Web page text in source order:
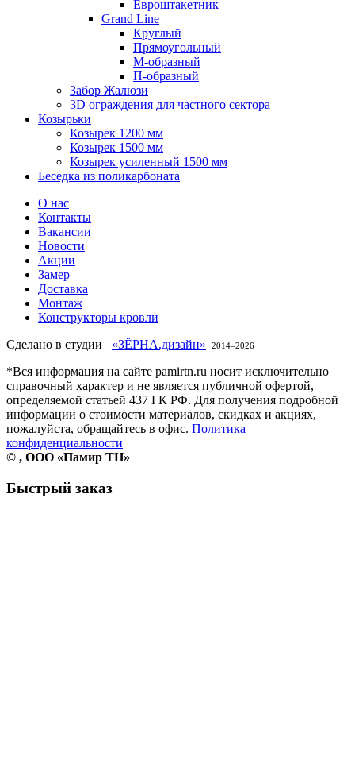
Евроштакетник
Grand Line
Круглый
Прямоугольный
М-образный
П-образный
Забор Жалюзи
3D ограждения для частного сектора
Козырьки
Козырек 1200 мм
Козырек 1500 мм
Козырек усиленный 1500 мм
Беседка из поликарбоната
О нас
Контакты
Вакансии
Новости
Акции
Замер
Доставка
Монтаж
Конструкторы кровли
Сделано в студии «ЗЁРНА.дизайн» 2014–2026
*Вся информация на сайте pamirtn.ru носит исключительно
справочный характер и не является публичной офертой,
определяемой статьей 437 ГК РФ. Для получения подробной
информации о стоимости материалов, скидках и акциях,
пожалуйста, обращайтесь в офис. Политика
конфиденциальности
© , ООО «Памир ТН»
Быстрый заказ